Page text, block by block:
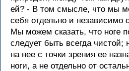
ей? - В том смысле, что мы
себя отдельно и независимо
Мы можем сказать, что ноге
следует быть всегда чистой;
на нее с точки зрения ее
ноги, а не отдельно от